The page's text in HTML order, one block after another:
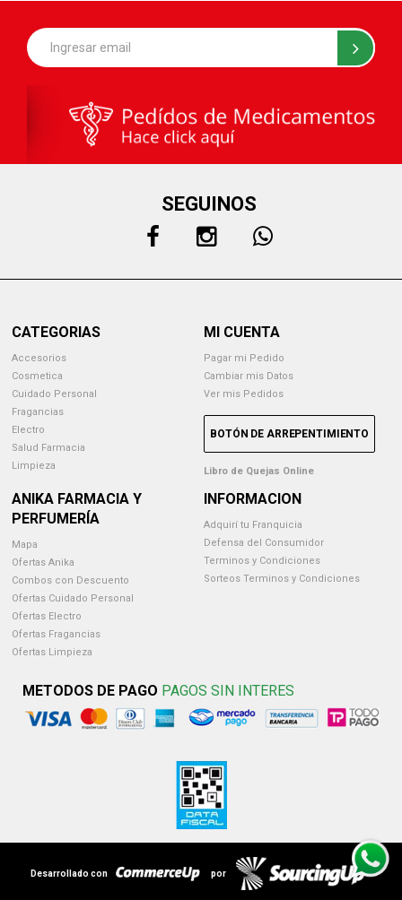
SEGUINOS
CATEGORIAS
Accesorios
Cosmetica
Cuidado Personal
Fragancias
Electro
Salud Farmacia
Limpieza
MI CUENTA
Pagar mi Pedido
Cambiar mis Datos
Ver mis Pedidos
BOTÓN DE ARREPENTIMIENTO
Libro de Quejas Online
ANIKA FARMACIA Y
PERFUMERÍA
Mapa
Ofertas Anika
Combos con Descuento
Ofertas Cuidado Personal
Ofertas Electro
Ofertas Fragancias
Ofertas Limpieza
INFORMACION
Adquirí tu Franquicia
Defensa del Consumidor
Terminos y Condiciones
Sorteos Terminos y Condiciones
METODOS DE PAGO PAGOS SIN INTERES
Desarrollado con por